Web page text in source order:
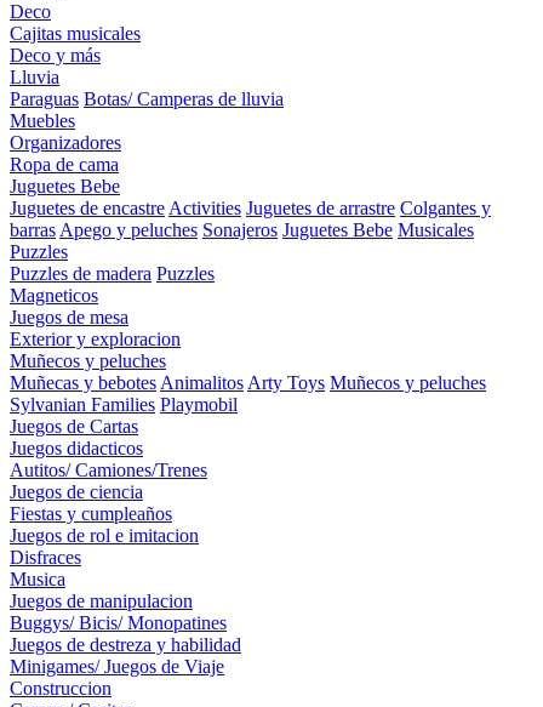
Deco
Cajitas musicales
Deco y más
Lluvia
Paraguas Botas/ Camperas de lluvia
Muebles
Organizadores
Ropa de cama
Juguetes Bebe
Juguetes de encastre Activities Juguetes de arrastre Colgantes y
barras Apego y peluches Sonajeros Juguetes Bebe Musicales
Puzzles
Puzzles de madera Puzzles
Magneticos
Juegos de mesa
Exterior y exploracion
Muñecos y peluches
Muñecas y bebotes Animalitos Arty Toys Muñecos y peluches
Sylvanian Families Playmobil
Juegos de Cartas
Juegos didacticos
Autitos/ Camiones/Trenes
Juegos de ciencia
Fiestas y cumpleaños
Juegos de rol e imitacion
Disfraces
Musica
Juegos de manipulacion
Buggys/ Bicis/ Monopatines
Juegos de destreza y habilidad
Minigames/ Juegos de Viaje
Construccion